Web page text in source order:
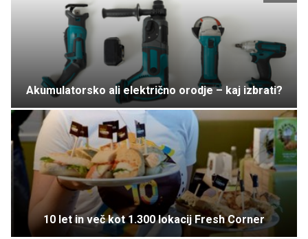
Akumulatorsko ali električno orodje – kaj izbrati?
10 let in več kot 1.300 lokacij Fresh Corner